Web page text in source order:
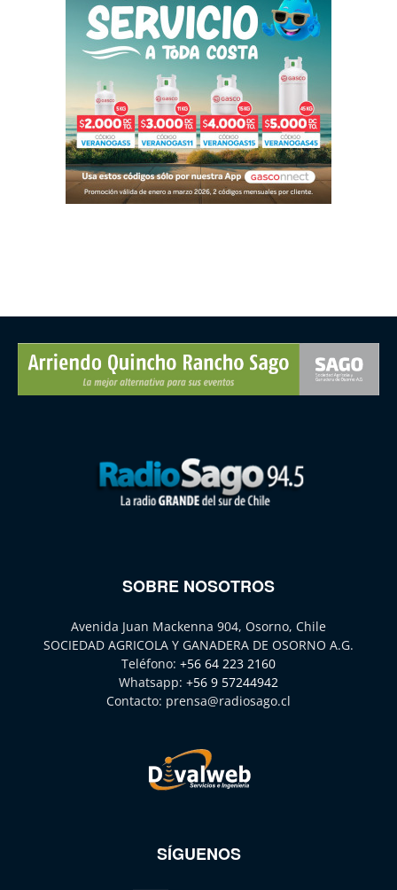
SOBRE NOSOTROS
Avenida Juan Mackenna 904, Osorno, Chile
SOCIEDAD AGRICOLA Y GANADERA DE OSORNO A.G.
Teléfono: +56 64 223 2160
Whatsapp: +56 9 57244942
Contacto: prensa@radiosago.cl
SÍGUENOS